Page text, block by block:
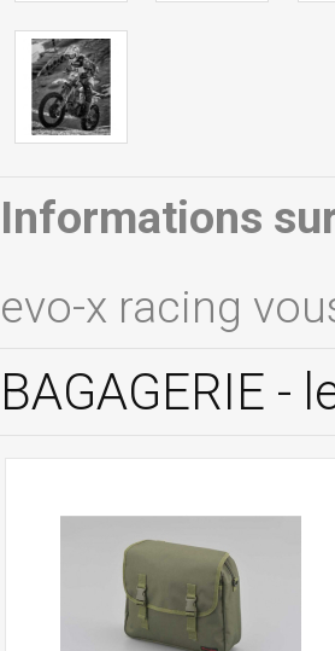
Informations
evo-x racing
BAGAGERIE -